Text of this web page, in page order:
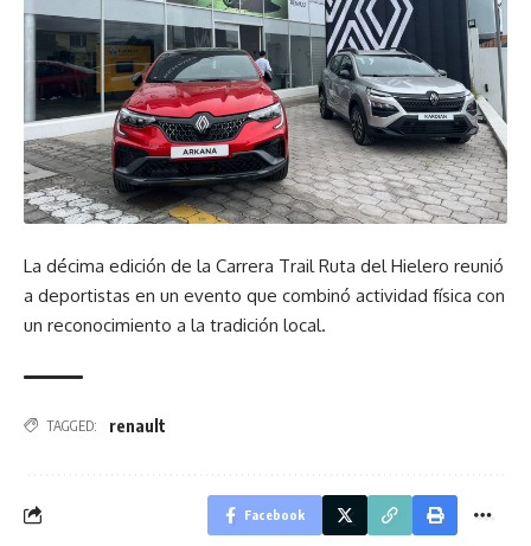
La décima edición de la Carrera Trail Ruta del Hielero reunió
a deportistas en un evento que combinó actividad física con
un reconocimiento a la tradición local.
TAGGED: renault
Facebook